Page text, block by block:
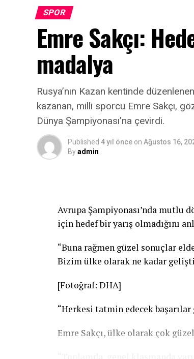
SPOR
Emre Sakçı:
madalya
Rusya’nın Kazan kentinde
kazanan, milli sporcu Emre Sakçı,
Dünya Şampiyonası’na çevirdi.
Published 4 yıl önce on Ağustos 16,
Byadmin
Avrupa Şampiyonası’nda mutlu
için hedef bir yarış olmadığını
“Buna rağmen güzel sonuçlar
Bizim ülke olarak ne kadar
[Fotoğraf: DHA]
“Herkesi tatmin edecek başarılar
Emre Sakçı, ülke olarak çok